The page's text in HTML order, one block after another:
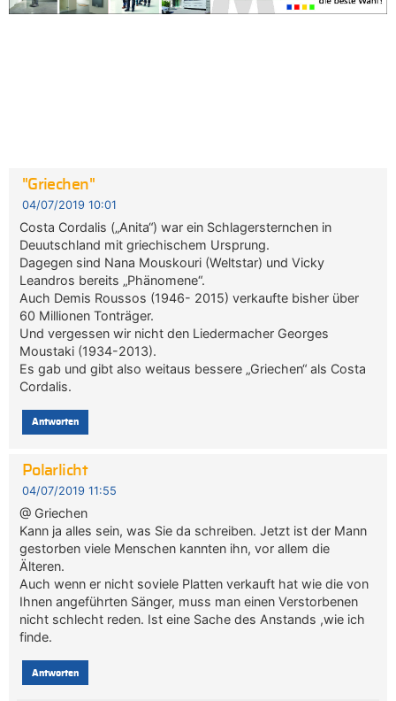
"Griechen"
04/07/2019 10:01
Costa Cordalis („Anita“) war ein Schlagersternchen in
Deuutschland mit griechischem Ursprung.
Dagegen sind Nana Mouskouri (Weltstar) und Vicky
Leandros bereits „Phänomene“.
Auch Demis Roussos (1946- 2015) verkaufte bisher über
60 Millionen Tonträger.
Und vergessen wir nicht den Liedermacher Georges
Moustaki (1934-2013).
Es gab und gibt also weitaus bessere „Griechen“ als Costa
Cordalis.
Antworten
Polarlicht
04/07/2019 11:55
@ Griechen
Kann ja alles sein, was Sie da schreiben. Jetzt ist der Mann
gestorben viele Menschen kannten ihn, vor allem die
Älteren.
Auch wenn er nicht soviele Platten verkauft hat wie die von
Ihnen angeführten Sänger, muss man einen Verstorbenen
nicht schlecht reden. Ist eine Sache des Anstands ,wie ich
finde.
Antworten